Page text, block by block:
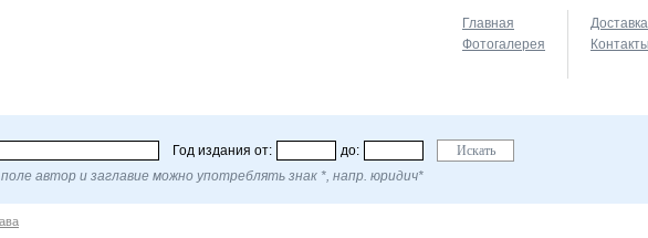
Главная
Фотогалерея
Контакты
Год издания от: до:
автор и заглавие можно употреблять знак *, напр. юридич*